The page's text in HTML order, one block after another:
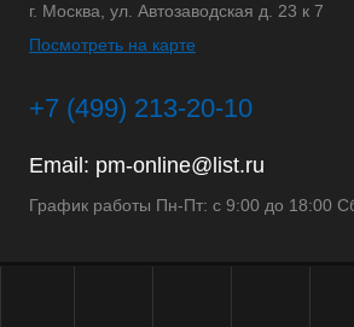
г. Москва, ул. Автозаводская д. 23 к 7
Посмотреть на карте
+7 (499) 213-20-10
Email: pm-online@list.ru
График работы Пн-Пт: с 9:00 до 18:00